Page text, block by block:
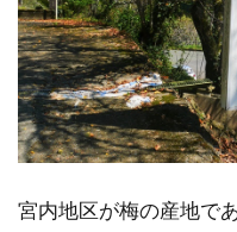
宮内地区が梅の産地で